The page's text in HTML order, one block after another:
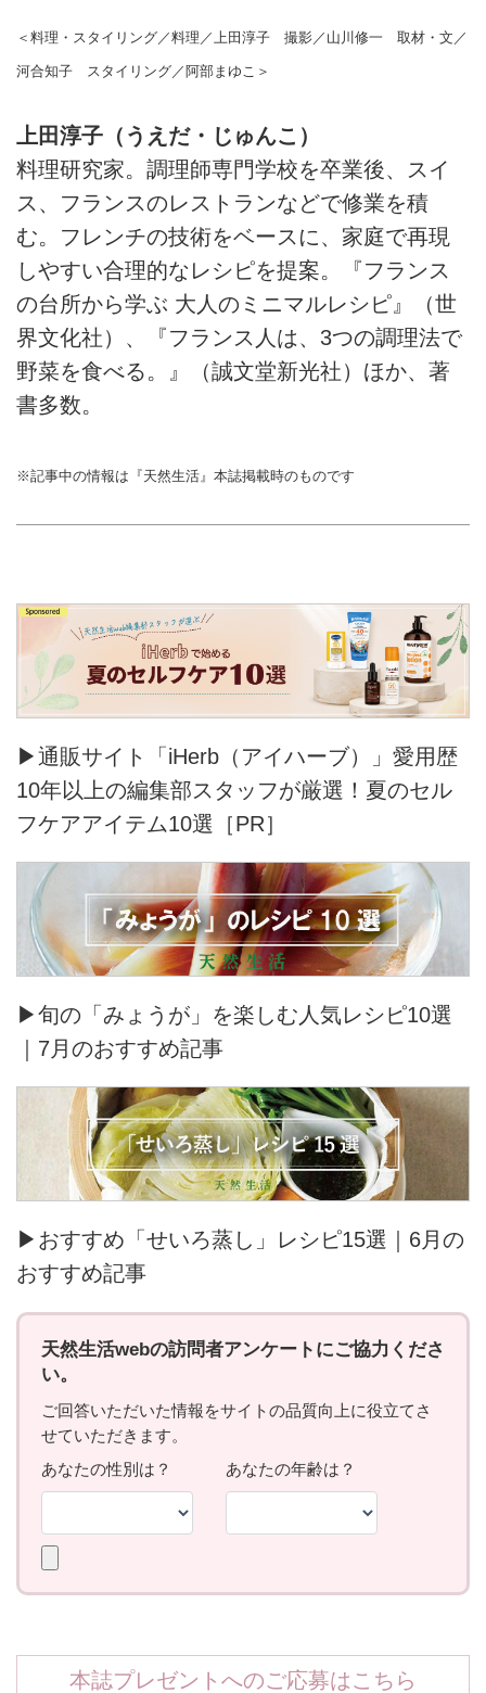
＜料理・スタイリング／料理／上田淳子 撮影／山川修一 取材・文／
河合知子 スタイリング／阿部まゆこ＞
上田淳子（うえだ・じゅんこ）
料理研究家。調理師専門学校を卒業後、スイ
ス、フランスのレストランなどで修業を積
む。フレンチの技術をベースに、家庭で再現
しやすい合理的なレシピを提案。『フランス
の台所から学ぶ 大人のミニマルレシピ』（世
界文化社）、『フランス人は、3つの調理法で
野菜を食べる。』（誠文堂新光社）ほか、著
書多数。
※記事中の情報は『天然生活』本誌掲載時のものです
▶通販サイト「iHerb（アイハーブ）」愛用歴
10年以上の編集部スタッフが厳選！夏のセル
フケアアイテム10選［PR］
▶旬の「みょうが」を楽しむ人気レシピ10選
｜7月のおすすめ記事
▶おすすめ「せいろ蒸し」レシピ15選｜6月の
おすすめ記事
本誌プレゼントへのご応募はこちら